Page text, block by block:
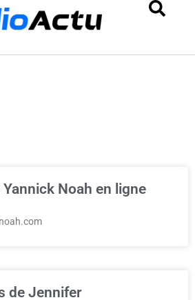
Noah en ligne
de Jennifer